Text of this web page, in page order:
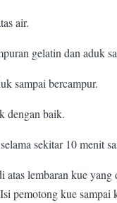
air.
gelatin dan aduk
sampai bercampur.
dengan baik.
sekitar 10 menit
lembaran kue
pemotong kue sampai